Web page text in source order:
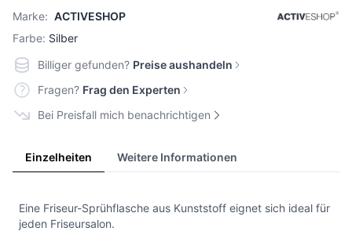
Marke: ACTIVESHOP
Farbe: Silber
Billiger gefunden? Preise aushandeln
Fragen? Frag den Experten
Bei Preisfall mich benachrichtigen
Einzelheiten Weitere Informationen
Eine Friseur-Sprühflasche aus Kunststoff eignet sich ideal für
jeden Friseursalon.